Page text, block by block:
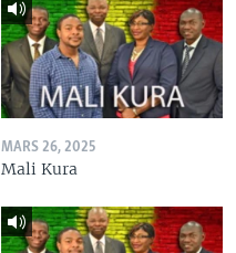
MARS 26, 2025
Mali Kura